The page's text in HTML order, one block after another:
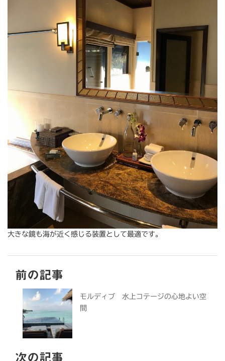
大きな鏡も海が近く感じる装置として最適です。
前の記事
モルディブ 水上コテージの心地よい空
間
次の記事